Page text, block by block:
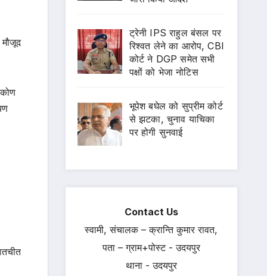
ट्रेनी IPS राहुल बंसल पर
रिश्वत लेने का आरोप, CBI
कोर्ट ने DGP समेत सभी
पक्षों को भेजा नोटिस
भूपेश बघेल को सुप्रीम कोर्ट
से झटका, चुनाव याचिका
पर होगी सुनवाई
Contact Us
स्वामी, संचालक – क्रान्ति कुमार रावत,
पता – ग्राम+पोस्ट - उदयपुर
थाना - उदयपुर